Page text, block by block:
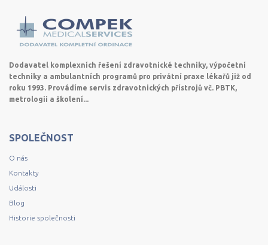
Dodavatel komplexních řešení zdravotnické techniky, výpočetní
techniky a ambulantních programů pro privátní praxe lékařů již od
roku 1993. Provádíme servis zdravotnických přístrojů vč. PBTK,
metrologii a školení...
SPOLEČNOST
O nás
Kontakty
Události
Blog
Historie společnosti